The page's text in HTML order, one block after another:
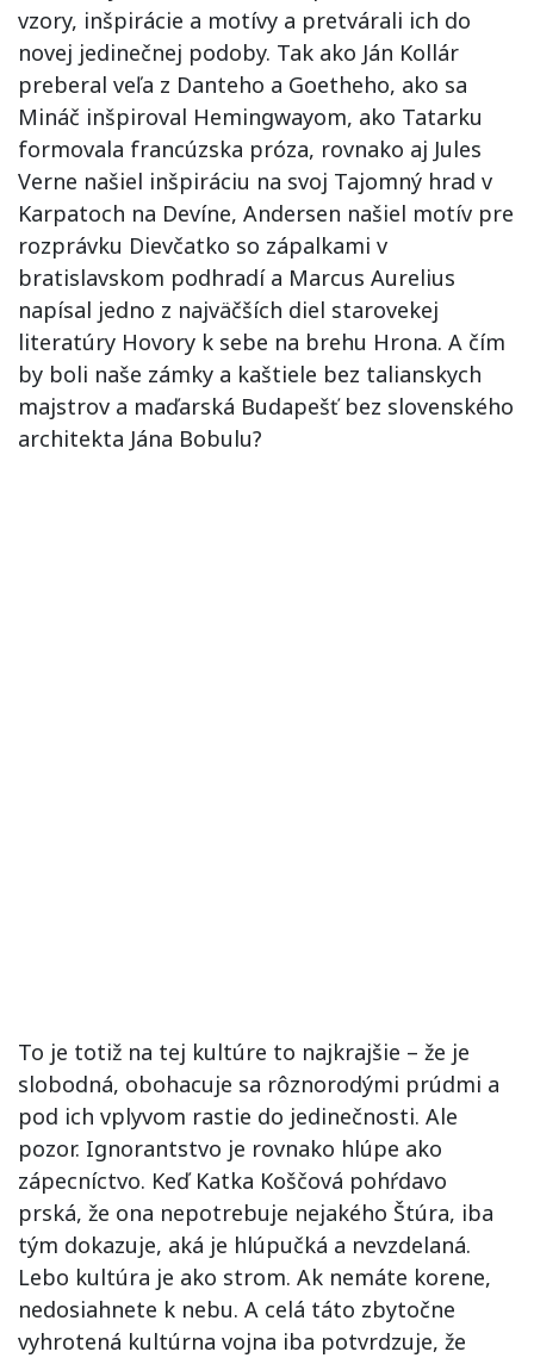
vzory, inšpirácie a motívy a pretvárali ich do
novej jedinečnej podoby. Tak ako Ján Kollár
preberal veľa z Danteho a Goetheho, ako sa
Mináč inšpiroval Hemingwayom, ako Tatarku
formovala francúzska próza, rovnako aj Jules
Verne našiel inšpiráciu na svoj Tajomný hrad v
Karpatoch na Devíne, Andersen našiel motív pre
rozprávku Dievčatko so zápalkami v
bratislavskom podhradí a Marcus Aurelius
napísal jedno z najväčších diel starovekej
literatúry Hovory k sebe na brehu Hrona. A čím
by boli naše zámky a kaštiele bez talianskych
majstrov a maďarská Budapešť bez slovenského
architekta Jána Bobulu?
To je totiž na tej kultúre to najkrajšie – že je
slobodná, obohacuje sa rôznorodými prúdmi a
pod ich vplyvom rastie do jedinečnosti. Ale
pozor. Ignorantstvo je rovnako hlúpe ako
zápecníctvo. Keď Katka Koščová pohŕdavo
prská, že ona nepotrebuje nejakého Štúra, iba
tým dokazuje, aká je hlúpučká a nevzdelaná.
Lebo kultúra je ako strom. Ak nemáte korene,
nedosiahnete k nebu. A celá táto zbytočne
vyhrotená kultúrna vojna iba potvrdzuje, že